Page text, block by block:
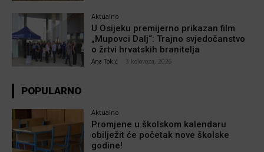
Aktualno
U Osijeku premijerno prikazan film
„Mupovci Dalj“: Trajno svjedočanstvo
o žrtvi hrvatskih branitelja
Ana Tokić 3 kolovoza, 2026
POPULARNO
Aktualno
Promjene u školskom kalendaru
obilježit će početak nove školske
godine!